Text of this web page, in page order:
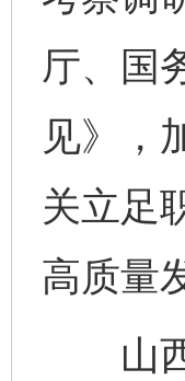
厅、国
见》，
关立足
高质量
山西